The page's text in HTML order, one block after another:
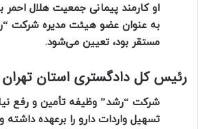
به عنوان عضو هیئت مدیره شرکت
مستقر بود، تعیین می‌شود.
رئیس کل دادگستری استان تهران
شرکت “رشد” وظیفه تأمین و رفع
تسهیل واردات دارو را برعهده